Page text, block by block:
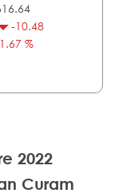
-10.48
%
2022
Curam